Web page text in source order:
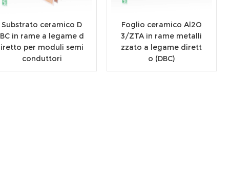
Substrato ceramico D
BC in rame a legame d
iretto per moduli semi
conduttori
Foglio ceramico Al2O
3/ZTA in rame metalli
zzato a legame dirett
o (DBC)